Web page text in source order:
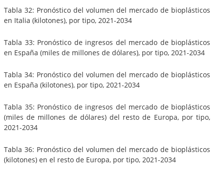
Tabla 32: Pronóstico del volumen del mercado de bioplásticos
en Italia (kilotones), por tipo, 2021-2034
Tabla 33: Pronóstico de ingresos del mercado de bioplásticos
en España (miles de millones de dólares), por tipo, 2021-2034
Tabla 34: Pronóstico del volumen del mercado de bioplásticos
en España (kilotones), por tipo, 2021-2034
Tabla 35: Pronóstico de ingresos del mercado de bioplásticos
(miles de millones de dólares) del resto de Europa, por tipo,
2021-2034
Tabla 36: Pronóstico del volumen del mercado de bioplásticos
(kilotones) en el resto de Europa, por tipo, 2021-2034